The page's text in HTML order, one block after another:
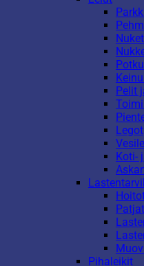
Pelit
Legot
Koti-
Pihaleikit